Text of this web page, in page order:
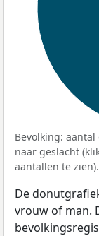
Bevolking:
naar geslacht
aantallen te zien).
De
vrouw of man.